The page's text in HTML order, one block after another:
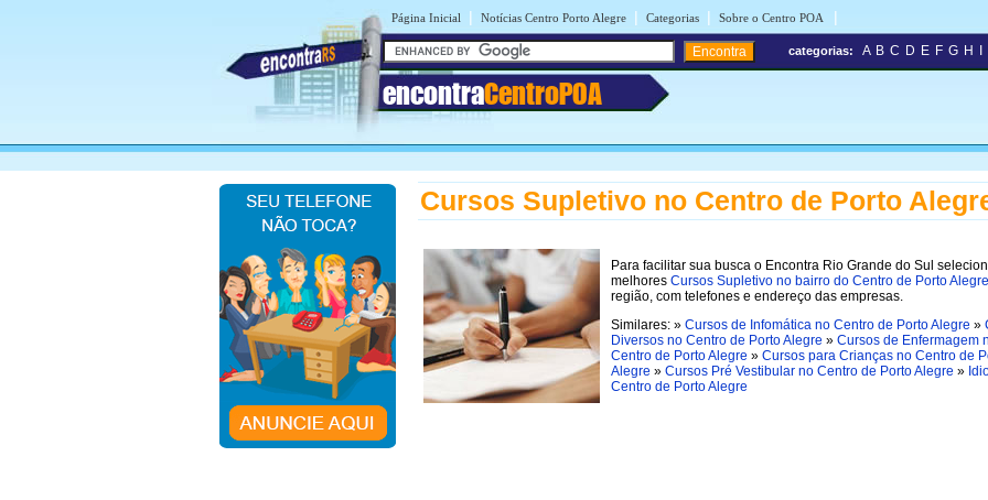
Página Inicial | Notícias Centro Porto Alegre | Categorias | Sobre o Centro POA |
encontraCentroPOA
categorias: A B C D E F G H
Cursos Supletivo no Centro de Porto
Para facilitar sua busca o Encontra Rio Grande do Sul
melhores Cursos Supletivo no bairro do Centro de Porto Alegre
região, com telefones e endereço das empresas.
Similares: » Cursos de Infomática no Centro de Porto Alegre »
Diversos no Centro de Porto Alegre » Cursos de Enfermagem
Centro de Porto Alegre » Cursos para Crianças no Centro de
Alegre » Cursos Pré Vestibular no Centro de Porto Alegre »
Centro de Porto Alegre